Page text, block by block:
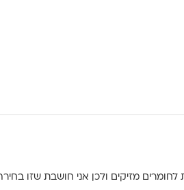
מזיקים ולכן אני חושבת שזו